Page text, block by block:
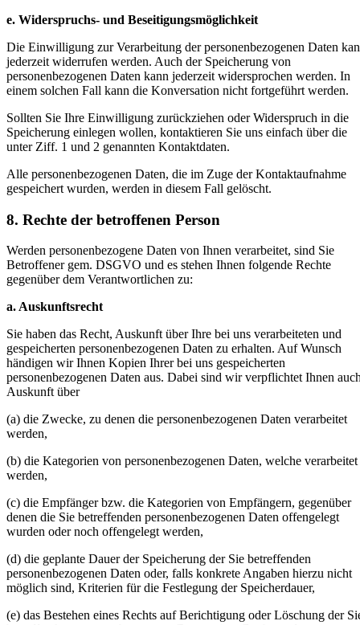
e. Widerspruchs- und Beseitigungsmöglichkeit
Die Einwilligung zur Verarbeitung der personenbezogenen Daten
jederzeit widerrufen werden. Auch der Speicherung von
personenbezogenen Daten kann jederzeit widersprochen werden. In
einem solchen Fall kann die Konversation nicht fortgeführt werden.
Sollten Sie Ihre Einwilligung zurückziehen oder Widerspruch in die
Speicherung einlegen wollen, kontaktieren Sie uns einfach über die
unter Ziff. 1 und 2 genannten Kontaktdaten.
Alle personenbezogenen Daten, die im Zuge der Kontaktaufnahme
gespeichert wurden, werden in diesem Fall gelöscht.
8. Rechte der betroffenen Person
Werden personenbezogene Daten von Ihnen verarbeitet, sind Sie
Betroffener gem. DSGVO und es stehen Ihnen folgende Rechte
gegenüber dem Verantwortlichen zu:
a. Auskunftsrecht
Sie haben das Recht, Auskunft über Ihre bei uns verarbeiteten und
gespeicherten personenbezogenen Daten zu erhalten. Auf Wunsch
händigen wir Ihnen Kopien Ihrer bei uns gespeicherten
personenbezogenen Daten aus. Dabei sind wir verpflichtet Ihnen
Auskunft über
(a) die Zwecke, zu denen die personenbezogenen Daten verarbeitet
werden,
(b) die Kategorien von personenbezogenen Daten, welche verarbeitet
werden,
(c) die Empfänger bzw. die Kategorien von Empfängern, gegenüber
denen die Sie betreffenden personenbezogenen Daten offengelegt
wurden oder noch offengelegt werden,
(d) die geplante Dauer der Speicherung der Sie betreffenden
personenbezogenen Daten oder, falls konkrete Angaben hierzu nicht
möglich sind, Kriterien für die Festlegung der Speicherdauer,
(e) das Bestehen eines Rechts auf Berichtigung oder Löschung der